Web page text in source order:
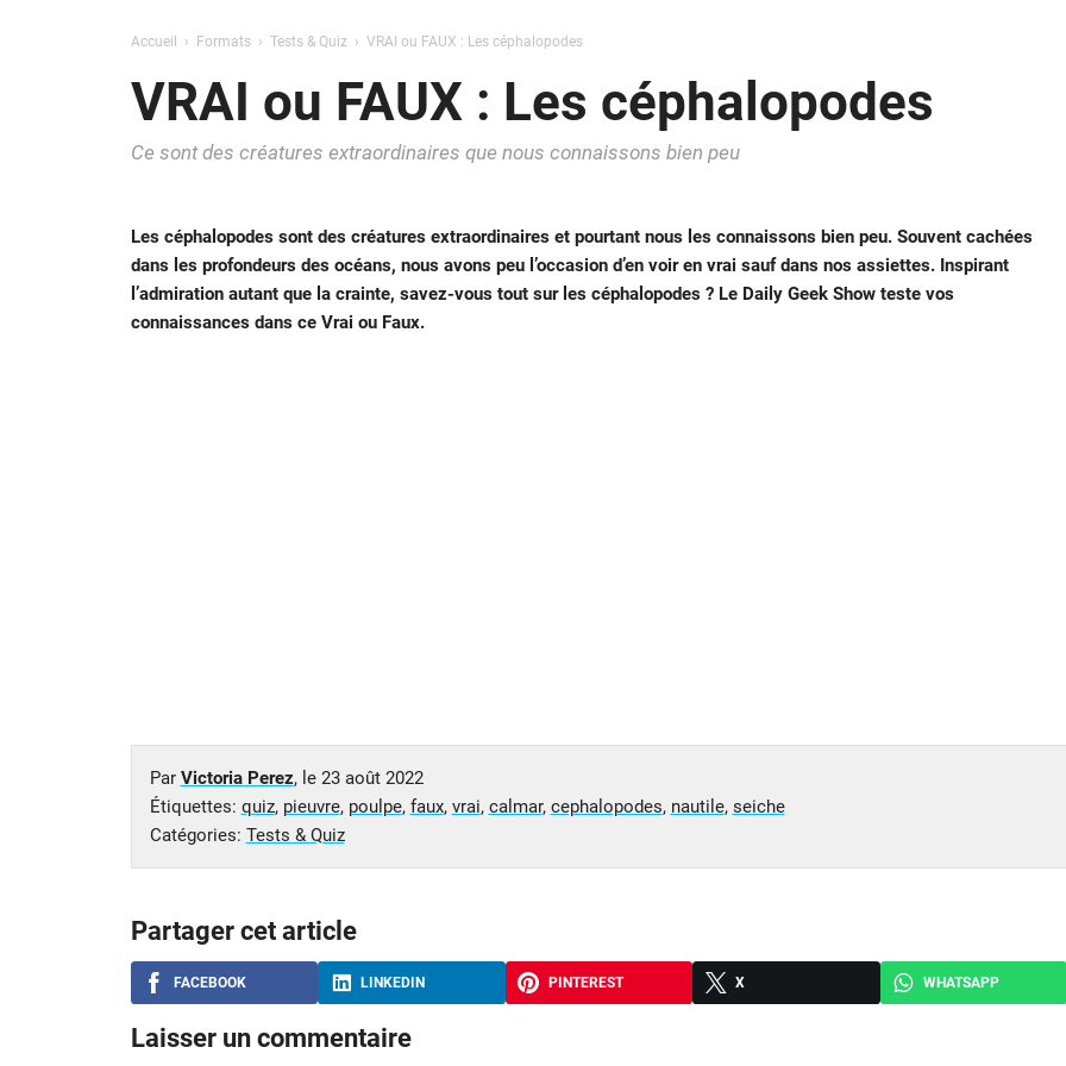
Accueil Formats Tests & Quiz VRAI ou FAUX : Les céphalopodes
VRAI ou FAUX : Les céphalopodes
Ce sont des créatures extraordinaires que nous connaissons bien peu
Les céphalopodes sont des créatures extraordinaires et pourtant nous les connaissons bien peu. Souvent cachées
dans les profondeurs des océans, nous avons peu l’occasion d’en voir en vrai sauf dans nos assiettes. Inspirant
l’admiration autant que la crainte, savez-vous tout sur les céphalopodes ? Le Daily Geek Show teste vos
connaissances dans ce Vrai ou Faux.
Par Victoria Perez, le 23 août 2022
Étiquettes: quiz, pieuvre, poulpe, faux, vrai, calmar, cephalopodes, nautile, seiche
Catégories: Tests & Quiz
Partager cet article
FACEBOOK LINKEDIN PINTEREST X WHATSAPP
Laisser un commentaire